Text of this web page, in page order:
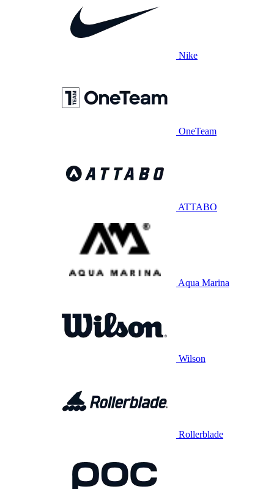
Nike
OneTeam
ATTABO
Aqua Marina
Wilson
Rollerblade